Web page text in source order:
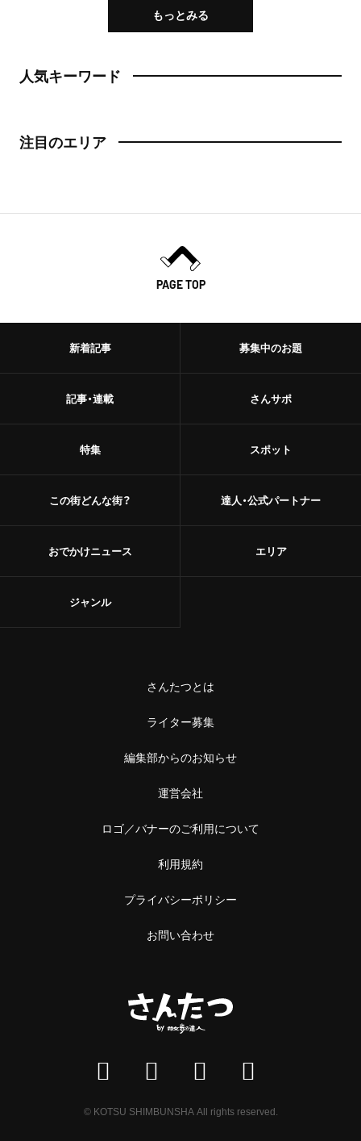
もっとみる
人気キーワード
注目のエリア
PAGE TOP
新着記事
記事・連載
特集
この街どんな街？
おでかけニュース
募集中のお題
さんサポ
スポット
達人・公式パートナー
エリア
ジャンル
さんたつとは
ライター募集
編集部からのお知らせ
運営会社
ロゴ／バナーのご利用について
利用規約
プライバシーポリシー
お問い合わせ
© KOTSU SHIMBUNSHA All rights reserved.